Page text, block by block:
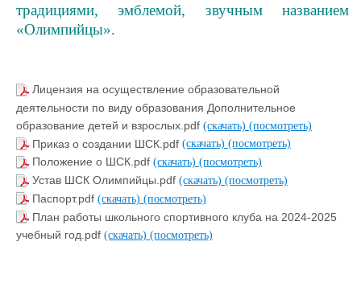
традициями, эмблемой, звучным названием
«Олимпийцы».
Лицензия на осуществление образовательной
деятельности по виду образования Дополнительное
образование детей и взрослых.pdf (скачать) (посмотреть)
Приказ о создании ШСК.pdf (скачать) (посмотреть)
Положение о ШСК.pdf (скачать) (посмотреть)
Устав ШСК Олимпийцы.pdf (скачать) (посмотреть)
Паспорт.pdf (скачать) (посмотреть)
План работы школьного спортивного клуба на 2024-2025
учебный год.pdf (скачать) (посмотреть)